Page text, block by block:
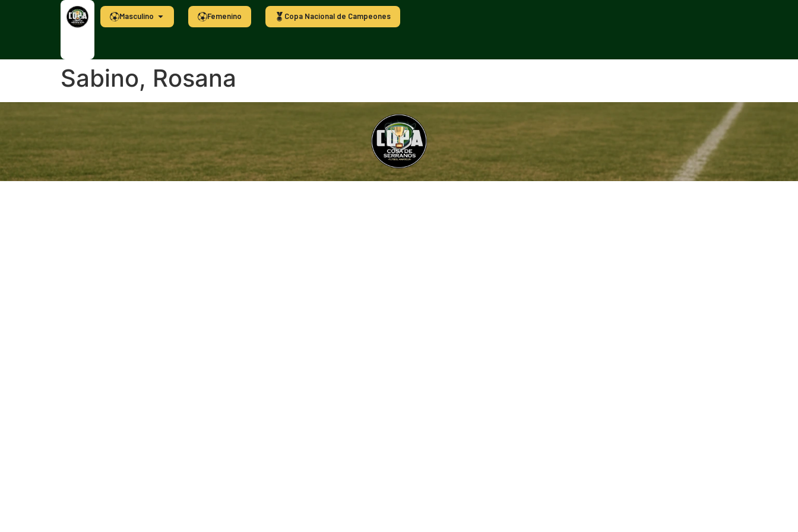
Masculino Femenino Copa Nacional de Campeones
Sabino, Rosana